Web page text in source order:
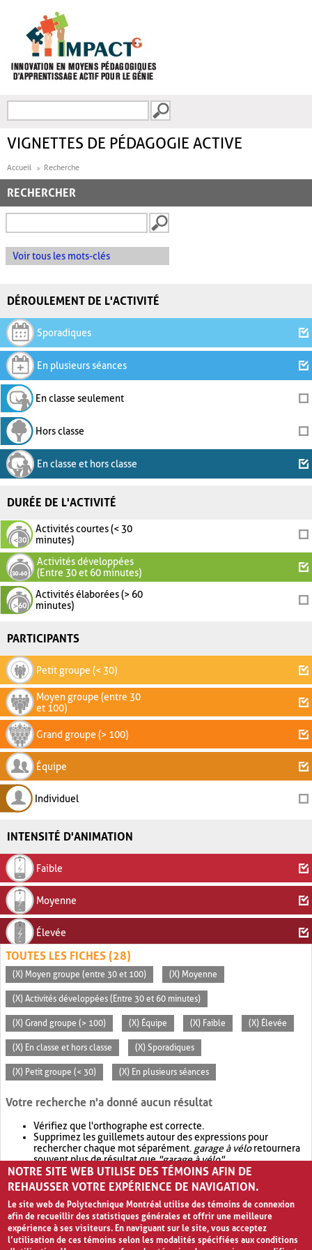
FORMULAIRE DE
VIGNETTES DE PÉDAGOGIE ACTIVE
Accueil Recherche
RECHERCHER
Voir tous les mots-clés
DÉROULEMENT DE L'ACTIVITÉ
Sporadiques
En plusieurs séances
En classe seulement
Hors classe
En classe et hors classe
DURÉE DE L'ACTIVITÉ
Activités courtes (< 30
minutes)
Activités développées
(Entre 30 et 60 minutes)
Activités élaborées (> 60
minutes)
PARTICIPANTS
Petit groupe (< 30)
Moyen groupe (entre 30
et 100)
Grand groupe (> 100)
Équipe
Individuel
INTENSITÉ D'ANIMATION
Faible
Moyenne
Élevée
TOUTES LES FICHES (28)
(X) Moyen groupe (entre 30 et 100) (X) Moyenne
(X) Activités développées (Entre 30 et 60 minutes)
(X) Grand groupe (> 100) (X) Équipe (X) Faible (X) Élevée
(X) En classe et hors classe (X) Sporadiques
(X) Petit groupe (< 30) (X) En plusieurs séances
Votre recherche n'a donné aucun résultat
Vérifiez que l'orthographe est correcte.
Supprimez les guillemets autour des expressions pour
rechercher chaque mot séparément. garage à véloretournera
souvent plus de résultat que"garage à vélo".
Envisagez d'élargir votre recherche avec OR.garage OR vélo
retournera souvent plus de résultat quegarage à vélo
NOTRE SITE WEB UTILISE DES TÉMOINS AFIN DE
REHAUSSER VOTRE EXPÉRIENCE DE NAVIGATION.
Le site web de Polytechnique Montréal utilise des témoins de connexion
afin de recueillir des statistiques générales et offrir une meilleure
expérience à ses visiteurs. En naviguant sur le site, vous acceptez
l’utilisation de ces témoins selon les modalités spécifiées aux conditions